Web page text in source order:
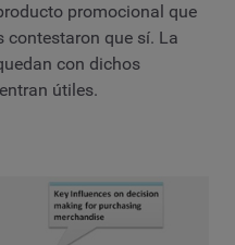
promocional que
contestaron que sí. La
con dichos
útiles.